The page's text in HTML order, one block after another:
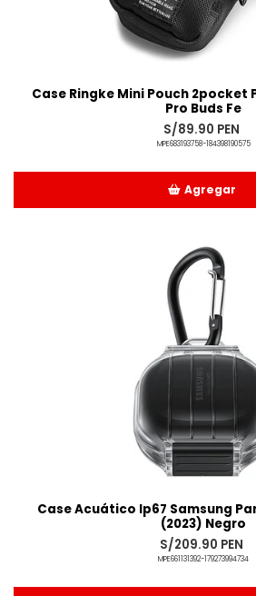
Case Ringke Mini Pouch 2pocket
Pro Buds Fe
S/89.90 PEN
MPE683193758-184398190575
Agregar
Case Acuático Ip67 Samsung
(2023) Negro
S/209.90 PEN
MPE661131392-179273994734